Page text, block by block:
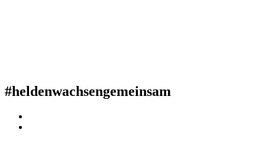
#heldenwachsengemeinsam